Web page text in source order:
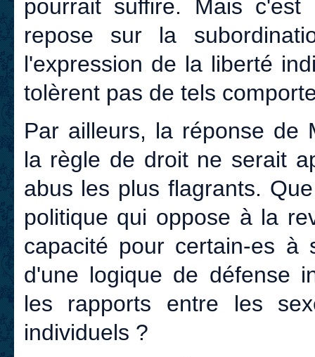
pourrait suffire. Mais
repose sur la
l'expression de la liberté
tolèrent pas de tels
Par ailleurs, la réponse de
la règle de droit ne serait
abus les plus flagrants.
politique qui oppose à la
capacité pour certain-es à
d'une logique de défense
les rapports entre les
individuels ?